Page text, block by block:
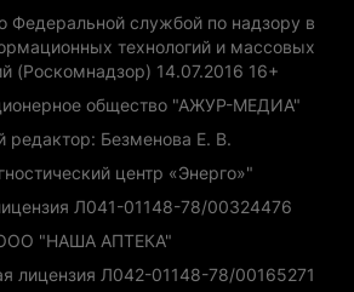
Федеральной службой по надзору в
технологий и массовых
(Роскомнадзор) 14.07.2016 16+
общество "АЖУР-МЕДИА"
редактор: Безменова Е. В.
центр «Энерго»"
Л041-01148-78/00324476
"НАША АПТЕКА"
лицензия Л042-01148-78/00165271